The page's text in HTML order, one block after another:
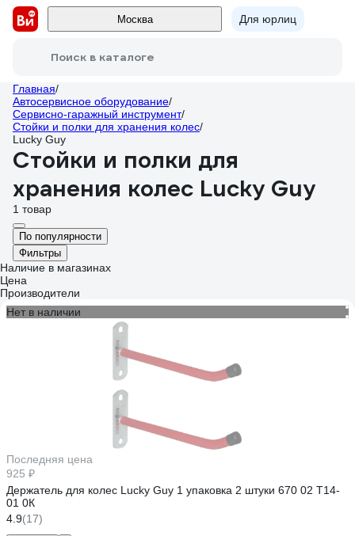
Москва Для юрлиц
Поиск в каталоге
Главная/
Автосервисное оборудование/
Сервисно-гаражный инструмент/
Стойки и полки для хранения колес/
Lucky Guy
Стойки и полки для
хранения колес Lucky Guy
1 товар
По популярности
Фильтры
Наличие в магазинах
Цена
Производители
Нет в наличии
Последняя цена
925 ₽
Держатель для колес Lucky Guy 1 упаковка 2 штуки 670 02 Т14-
01 0К
4.9(17)